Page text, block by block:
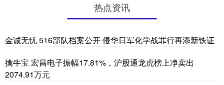
热点资讯
金诚无忧 516部队档案公开 侵华日军化学战罪行再添新铁证
擒牛宝 宏昌电子振幅17.81%，沪股通龙虎榜上净卖出
2074.91万元